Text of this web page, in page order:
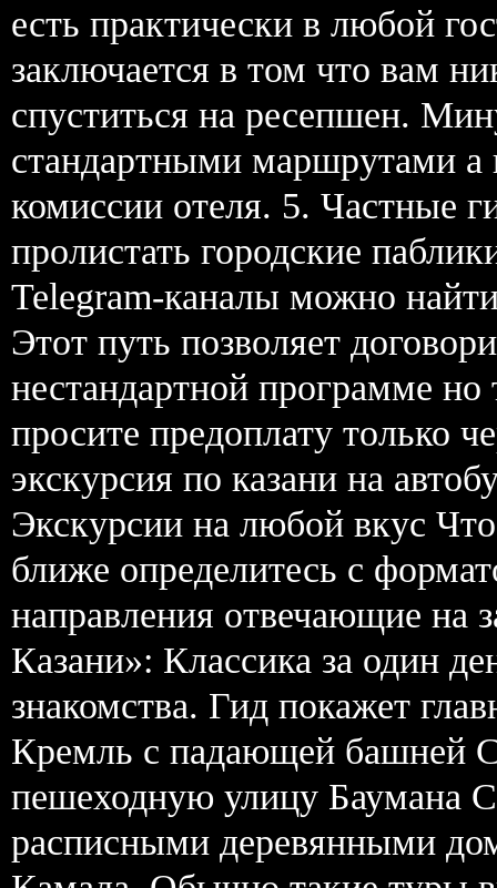
есть практически в любой
заключается в том что вам
спуститься на ресепшен.
стандартными маршрутами
комиссии отеля. 5. Частные
пролистать городские
Telegram-каналы можно
Этот путь позволяет
нестандартной программе но
просите предоплату только
экскурсия по казани на
Экскурсии на любой вкус
ближе определитесь с
направления отвечающие на
Казани»: Классика за один
знакомства. Гид покажет
Кремль с падающей
пешеходную улицу Баумана
расписными деревянными